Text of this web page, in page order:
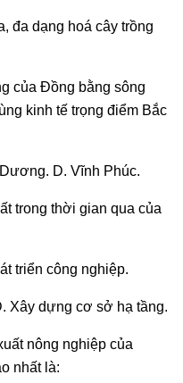
đa dạng hoá cây trồng
của Đồng bằng sông
kinh tế trọng điểm Bắc
D. Vĩnh Phúc.
trong thời gian qua của
triển công nghiệp.
Xây dựng cơ sở hạ tầng.
nông nghiệp của
nhất là: